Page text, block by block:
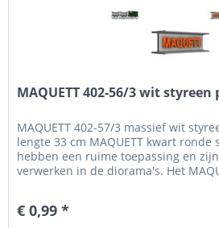
MAQUETT 402-56/3 wit
MAQUETT 402-57/3 massief wit
lengte 33 cm MAQUETT kwart ronde
hebben een ruime toepassing en
verwerken in de diorama's. Het
programma verf van MIG Jigmenz en
€ 0,99 *